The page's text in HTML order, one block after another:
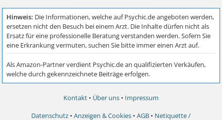
Kontakt • Über uns • Impressum
Datenschutz • Anzeigen & Cookies • AGB • Netiquette /